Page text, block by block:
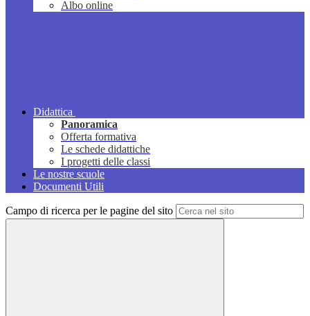
Albo online
Didattica
Panoramica
Offerta formativa
Le schede didattiche
I progetti delle classi
Le nostre scuole
Documenti Utili
Campo di ricerca per le pagine del sito